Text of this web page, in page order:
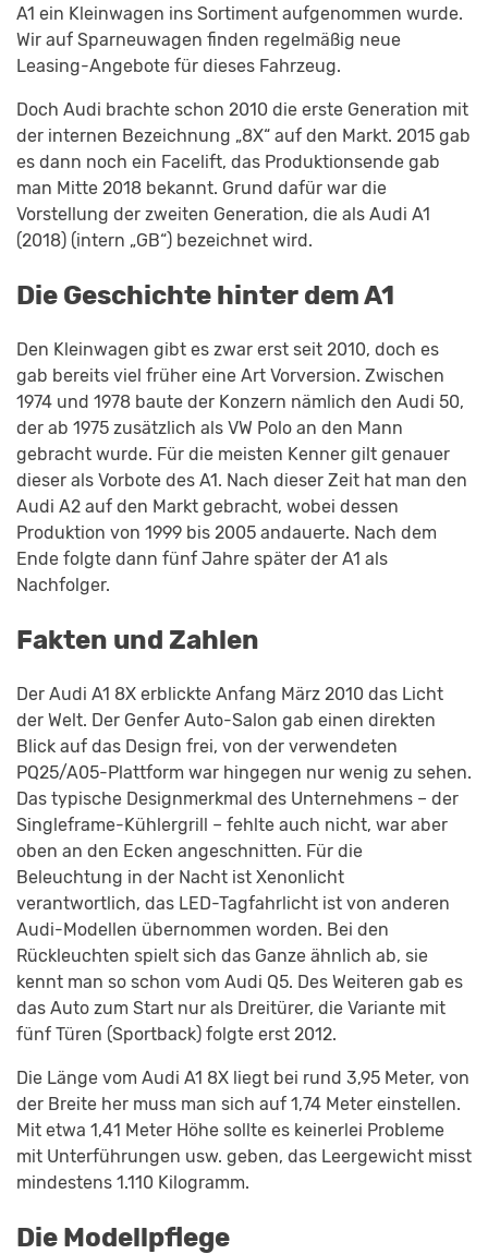
A1 ein Kleinwagen ins Sortiment aufgenommen wurde.
Wir auf Sparneuwagen finden regelmäßig neue
Leasing-Angebote für dieses Fahrzeug.
Doch Audi brachte schon 2010 die erste Generation mit
der internen Bezeichnung „8X“ auf den Markt. 2015 gab
es dann noch ein Facelift, das Produktionsende gab
man Mitte 2018 bekannt. Grund dafür war die
Vorstellung der zweiten Generation, die als Audi A1
(2018) (intern „GB“) bezeichnet wird.
Die Geschichte hinter dem A1
Den Kleinwagen gibt es zwar erst seit 2010, doch es
gab bereits viel früher eine Art Vorversion. Zwischen
1974 und 1978 baute der Konzern nämlich den Audi 50,
der ab 1975 zusätzlich als VW Polo an den Mann
gebracht wurde. Für die meisten Kenner gilt genauer
dieser als Vorbote des A1. Nach dieser Zeit hat man den
Audi A2 auf den Markt gebracht, wobei dessen
Produktion von 1999 bis 2005 andauerte. Nach dem
Ende folgte dann fünf Jahre später der A1 als
Nachfolger.
Fakten und Zahlen
Der Audi A1 8X erblickte Anfang März 2010 das Licht
der Welt. Der Genfer Auto-Salon gab einen direkten
Blick auf das Design frei, von der verwendeten
PQ25/A05-Plattform war hingegen nur wenig zu sehen.
Das typische Designmerkmal des Unternehmens – der
Singleframe-Kühlergrill – fehlte auch nicht, war aber
oben an den Ecken angeschnitten. Für die
Beleuchtung in der Nacht ist Xenonlicht
verantwortlich, das LED-Tagfahrlicht ist von anderen
Audi-Modellen übernommen worden. Bei den
Rückleuchten spielt sich das Ganze ähnlich ab, sie
kennt man so schon vom Audi Q5. Des Weiteren gab es
das Auto zum Start nur als Dreitürer, die Variante mit
fünf Türen (Sportback) folgte erst 2012.
Die Länge vom Audi A1 8X liegt bei rund 3,95 Meter, von
der Breite her muss man sich auf 1,74 Meter einstellen.
Mit etwa 1,41 Meter Höhe sollte es keinerlei Probleme
mit Unterführungen usw. geben, das Leergewicht misst
mindestens 1.110 Kilogramm.
Die Modellpflege